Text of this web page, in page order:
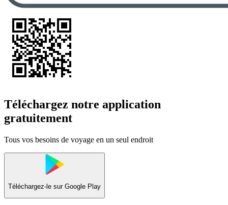
Téléchargez notre application
gratuitement
Tous vos besoins de voyage en un seul endroit
Téléchargez-le sur Google Play